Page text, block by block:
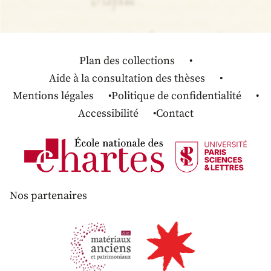
Plan des collections
Aide à la consultation des thèses
Mentions légales
Politique de confidentialité
Accessibilité
Contact
Nos partenaires